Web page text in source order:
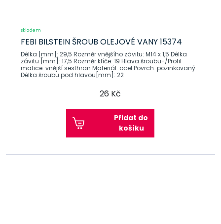
skladem
FEBI BILSTEIN ŠROUB OLEJOVÉ VANY 15374
Délka [mm]: 29,5 Rozměr vnějšího závitu: M14 x 1,5 Délka
závitu [mm]: 17,5 Rozměr klíče: 19 Hlava šroubu-/Profil
matice: vnější sesthran Materiál: ocel Povrch: pozinkovaný
Délka šroubu pod hlavou[mm]: 22
26 Kč
Přidat do
košíku